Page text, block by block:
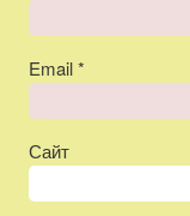
Email*
Сайт